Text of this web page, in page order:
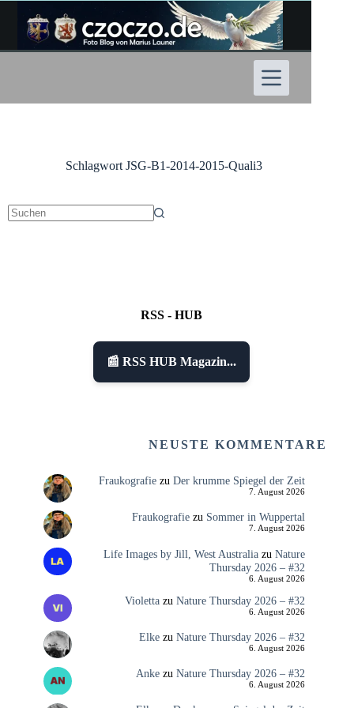
Inhalt
springen
SchlagwortJSG-B1-2014-2015-Quali3
RSS - HUB
📰 RSS HUB Magazin...
NEUSTE KOMMENTARE
Fraukografiezu Der krumme Spiegel der Zeit
7. August 2026
Fraukografiezu Sommer in Wuppertal
7. August 2026
Life Images by Jill, West Australiazu Nature
Thursday 2026 – #32
6. August 2026
Violettazu Nature Thursday 2026 – #32
6. August 2026
Elkezu Nature Thursday 2026 – #32
6. August 2026
Ankezu Nature Thursday 2026 – #32
6. August 2026